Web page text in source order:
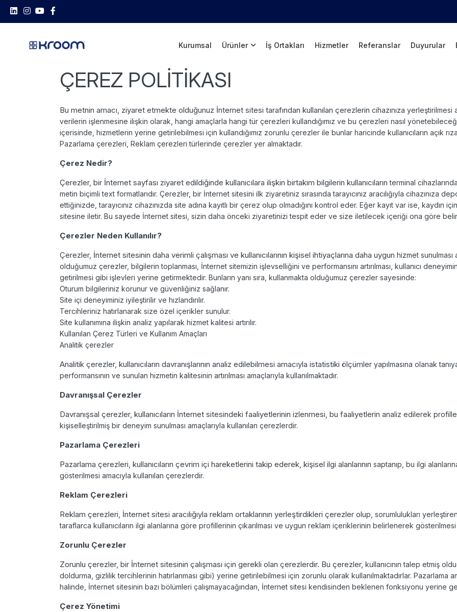
Kurumsal Ürünler İş Ortakları Hizmetler Referanslar Duyurular
ÇEREZ POLİTİKASI
Bu metnin amacı, ziyaret etmekte olduğunuz İnternet sitesi tarafından kullanılan çerezlerin cihazınıza yerleştirilmesi
verilerin işlenmesine ilişkin olarak, hangi amaçlarla hangi tür çerezleri kullandığımız ve bu çerezleri nasıl
içerisinde, hizmetlerin yerine getirilebilmesi için kullandığımız zorunlu çerezler ile bunlar haricinde kullanıcıların açık
Pazarlama çerezleri, Reklam çerezleri türlerinde çerezler yer almaktadır.
Çerez Nedir?
Çerezler, bir İnternet sayfası ziyaret edildiğinde kullanıcılara ilişkin birtakım bilgilerin kullanıcılarınterminal
metin biçimli text formatlarıdır. Çerezler, bir İnternet sitesini ilk ziyaretiniz sırasında tarayıcınız aracılığıyla cihazınıza
ettiğinizde, tarayıcınız cihazınızda site adına kayıtlı bir çerez olup olmadığını kontrol eder. Eğer kayıt var ise, kaydın
sitesine iletir. Bu sayede İnternet sitesi, sizin daha önceki ziyaretinizitespit eder ve size iletilecek içeriği ona göre
Çerezler Neden Kullanılır?
Çerezler, İnternet sitesinin daha verimli çalışması ve kullanıcılarının kişisel ihtiyaçlarına daha uygun hizmet sunulması
olduğumuz çerezler, bilgilerintoplanması, İnternet sitemizin işlevselliğini ve performansını artırılması, kullanıcı
getirilmesi gibi işlevleri yerine getirmektedir. Bunların yanı sıra, kullanmakta olduğumuz çerezler sayesinde:
Oturum bilgileriniz korunur ve güvenliğiniz sağlanır.
Site içi deneyiminiz iyileştirilir ve hızlandırılır.
Tercihleriniz hatırlanarak size özel içerikler sunulur.
Site kullanımına ilişkin analiz yapılarak hizmet kalitesi artırılır.
Kullanılan Çerez Türleri ve Kullanım Amaçları
Analitik çerezler
Analitik çerezler, kullanıcıların davranışlarının analiz edilebilmesi amacıyla istatistiki ölçümler yapılmasına olanak
performansının ve sunulan hizmetin kalitesinin artırılması amaçlarıyla kullanılmaktadır.
Davranışsal Çerezler
Davranışsal çerezler, kullanıcıların İnternet sitesindeki faaliyetlerinin izlenmesi, bu faaliyetlerin analiz edilerek
kişiselleştirilmiş bir deneyim sunulması amaçlarıyla kullanılan çerezlerdir.
Pazarlama Çerezleri
Pazarlama çerezleri, kullanıcıların çevrim içi hareketlerini takip ederek, kişisel ilgi alanlarının saptanıp, bu ilgi
gösterilmesi amacıyla kullanılan çerezlerdir.
Reklam Çerezleri
Reklam çerezleri, İnternet sitesi aracılığıyla reklam ortaklarının yerleştirdikleri çerezler olup, sorumlulukları
taraflarca kullanıcıların ilgi alanlarına göre profillerinin çıkarılması ve uygun reklam içeriklerinin belirlenerek gösterilmesi
Zorunlu Çerezler
Zorunlu çerezler, bir İnternet sitesinin çalışması için gerekli olan çerezlerdir. Bu çerezler, kullanıcının talep etmiş
doldurma, gizliliktercihlerinin hatırlanması gibi) yerine getirilebilmesi için zorunlu olarak kullanılmaktadırlar. Pazarlama
halinde, İnternet sitesinin bazı bölümleri çalışmayacağından, İnternet sitesi kendisinden beklenen fonksiyonu yerine
Çerez Yönetimi